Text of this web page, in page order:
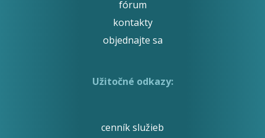
fórum
kontakty
objednajte sa
Užitočné odkazy:
cenník služieb